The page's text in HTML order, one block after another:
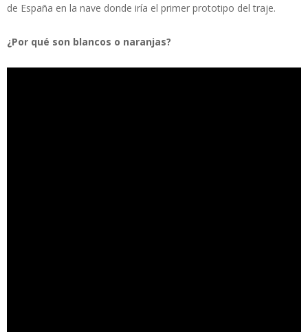
de España en la nave donde iría el primer prototipo del traje.
¿Por qué son blancos o naranjas?